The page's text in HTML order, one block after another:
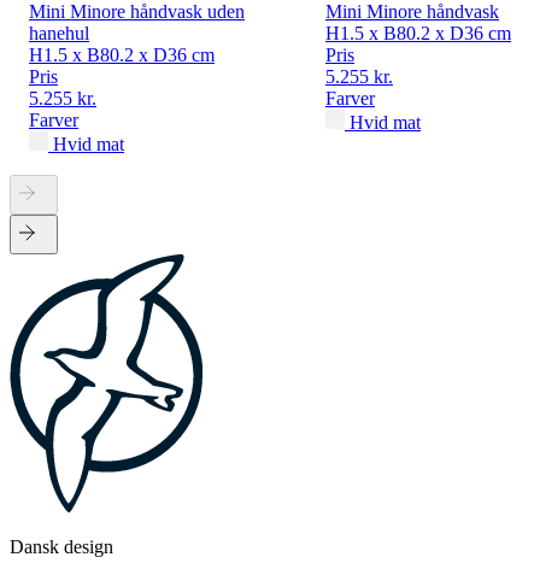
Mini Minore håndvask uden
hanehul
H1.5 x B80.2 x D36 cm
Pris
5.255 kr.
Farver
Hvid mat
Mini Minore håndvask
H1.5 x B80.2 x D36 cm
Pris
5.255 kr.
Farver
Hvid mat
Dansk design